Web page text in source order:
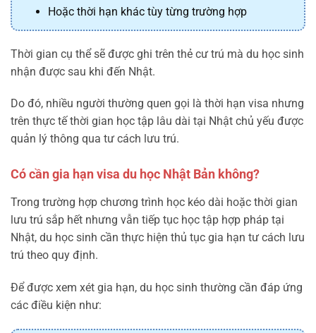
Hoặc thời hạn khác tùy từng trường hợp
Thời gian cụ thể sẽ được ghi trên thẻ cư trú mà du học sinh
nhận được sau khi đến Nhật.
Do đó, nhiều người thường quen gọi là thời hạn visa nhưng
trên thực tế thời gian học tập lâu dài tại Nhật chủ yếu được
quản lý thông qua tư cách lưu trú.
Có cần gia hạn visa du học Nhật Bản không?
Trong trường hợp chương trình học kéo dài hoặc thời gian
lưu trú sắp hết nhưng vẫn tiếp tục học tập hợp pháp tại
Nhật, du học sinh cần thực hiện thủ tục gia hạn tư cách lưu
trú theo quy định.
Để được xem xét gia hạn, du học sinh thường cần đáp ứng
các điều kiện như: